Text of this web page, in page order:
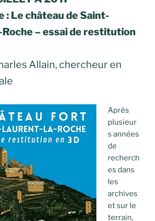
: Le château de Saint-
– essai de restitution
Allain, chercheur en
Après
plusieur
s années
de
recherch
es dans
les
archives
et sur le
terrain,